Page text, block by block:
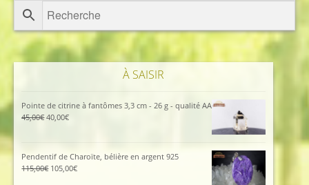
À SAISIR
Pointe de citrine à fantômes 3,3 cm - 26 g - qualité AA
45,00€Le
40,00€Le
Pendentif de Charoïte, bélière en argent 925
115,00€ Le
105,00€Le